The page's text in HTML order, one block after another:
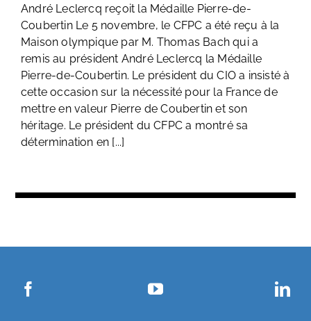
André Leclercq reçoit la Médaille Pierre-de-
Coubertin Le 5 novembre, le CFPC a été reçu à la
Maison olympique par M. Thomas Bach qui a
remis au président André Leclercq la Médaille
Pierre-de-Coubertin. Le président du CIO a insisté à
cette occasion sur la nécessité pour la France de
mettre en valeur Pierre de Coubertin et son
héritage. Le président du CFPC a montré sa
détermination en [...]